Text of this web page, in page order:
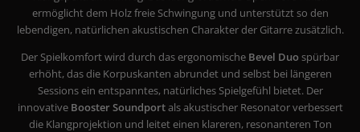
ermöglicht dem Holz freie Schwingung und unterstützt so den
lebendigen, natürlichen akustischen Charakter der Gitarre zusätzlich.
Der Spielkomfort wird durch das ergonomische Bevel Duospürbar
erhöht, das die Korpuskanten abrundet und selbst bei längeren
Sessions ein entspanntes, natürliches Spielgefühl bietet. Der
innovative Booster Soundportals akustischer Resonator verbessert
die Klangprojektion und leitet einen klareren, resonanteren Ton